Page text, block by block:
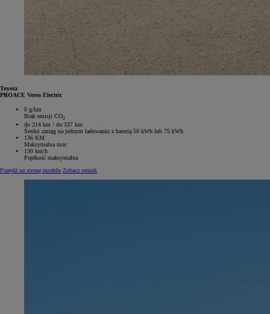
Toyota
PROACE Verso Electric
0 g/km
Brak emisji CO2
do 214 km / do 337 km
Średni zasięg na jednym ładowaniu z baterią 50 kWh lub 75 kWh
136 KM
Maksymalna moc
130 km/h
Prędkość maksymalna
Przejdź na stronę modelu Zobacz cennik